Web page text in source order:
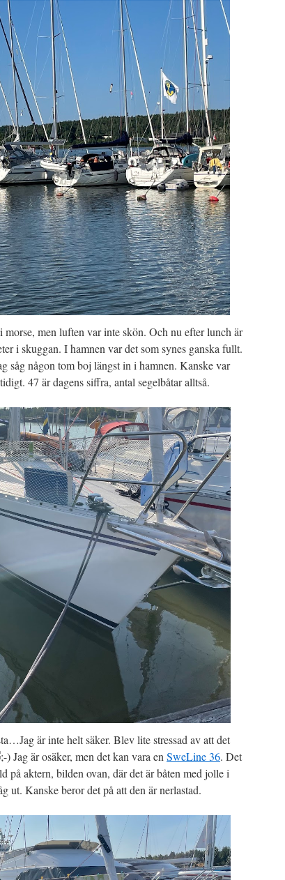
men luften var inte skön. Och nu efter lunch är
i skuggan. I hamnen var det som synes ganska fullt.
såg någon tom boj längst in i hamnen. Kanske var
47 är dagens siffra, antal segelbåtar alltså.
är inte helt säker. Blev lite stressad av att det
Jag är osäker, men det kan vara en SweLine 36. Det
på aktern, bilden ovan, där det är båten med jolle i
ut. Kanske beror det på att den är nerlastad.